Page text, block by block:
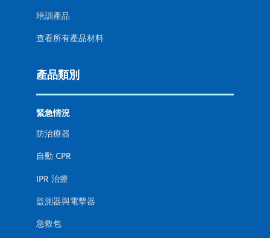
培訓產品
查看所有產品材料
產品類別
緊急情況
防治療器
自動 CPR
IPR 治療
監測器與電擊器
急救包